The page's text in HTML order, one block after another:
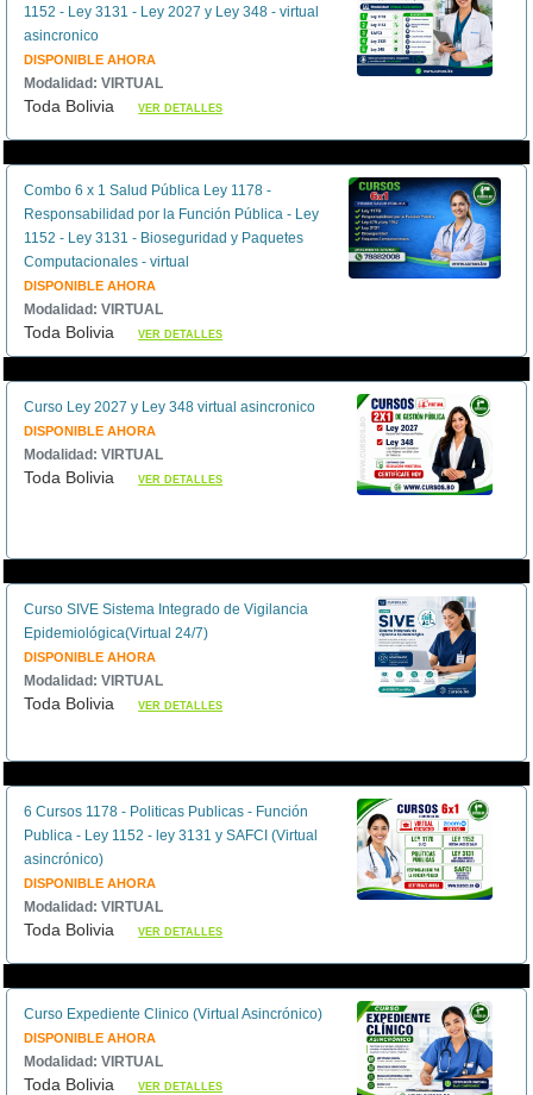
1152 - Ley 3131 - Ley 2027 y Ley 348 - virtual
asincronico
DISPONIBLE AHORA
Modalidad: VIRTUAL
Toda BoliviaVER DETALLES
Combo 6 x 1 Salud Pública Ley 1178 -
Responsabilidad por la Función Pública - Ley
1152 - Ley 3131 - Bioseguridad y Paquetes
Computacionales - virtual
DISPONIBLE AHORA
Modalidad: VIRTUAL
Toda BoliviaVER DETALLES
Curso Ley 2027 y Ley 348 virtual asincronico
DISPONIBLE AHORA
Modalidad: VIRTUAL
Toda BoliviaVER DETALLES
Curso SIVE Sistema Integrado de Vigilancia
Epidemiológica(Virtual 24/7)
DISPONIBLE AHORA
Modalidad: VIRTUAL
Toda BoliviaVER DETALLES
6 Cursos 1178 - Politicas Publicas - Función
Publica - Ley 1152 - ley 3131 y SAFCI (Virtual
asincrónico)
DISPONIBLE AHORA
Modalidad: VIRTUAL
Toda BoliviaVER DETALLES
Curso Expediente Clinico (Virtual Asincrónico)
DISPONIBLE AHORA
Modalidad: VIRTUAL
Toda BoliviaVER DETALLES